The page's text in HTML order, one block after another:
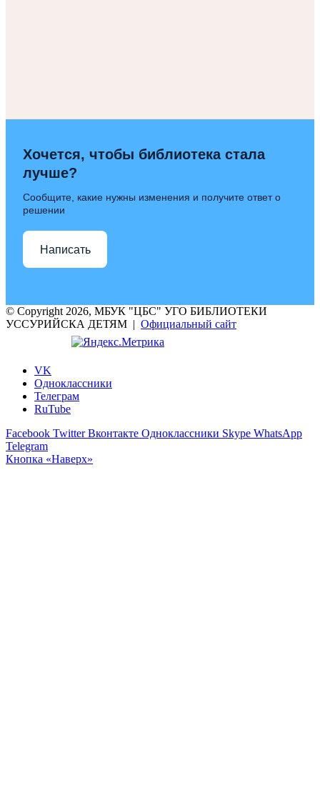
Хочется, чтобы библиотека стала
лучше?
Сообщите, какие нужны изменения и получите ответ о
решении
Написать
© Copyright 2026, МБУК "ЦБС" УГО БИБЛИОТЕКИ
УССУРИЙСКА ДЕТЯМ | Официальный сайт
VK
Одноклассники
Телеграм
RuTube
Facebook Twitter Вконтакте Одноклассники Skype WhatsApp
Telegram
Кнопка «Наверх»